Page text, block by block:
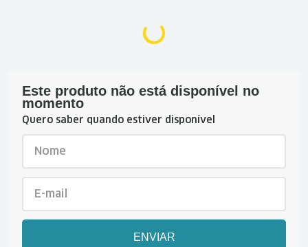
Este produto não está disponível no
momento
Quero saber quando estiver disponível
ENVIAR